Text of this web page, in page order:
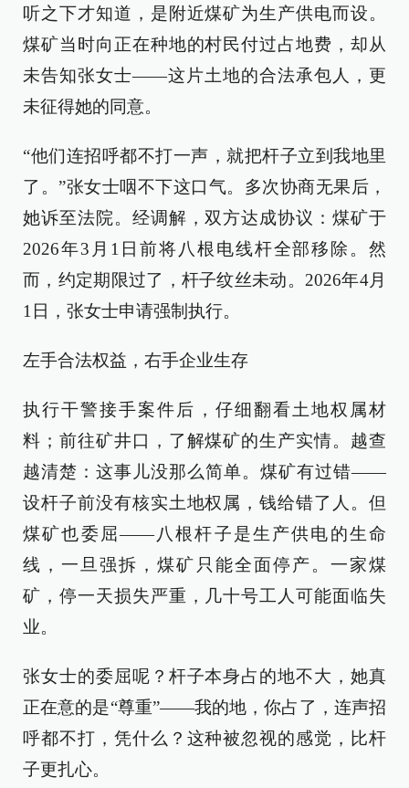
听之下才知道，是附近煤矿为生产供电而设。
煤矿当时向正在种地的村民付过占地费，却从
未告知张女士——这片土地的合法承包人，更
未征得她的同意。
“他们连招呼都不打一声，就把杆子立到我地里
了。”张女士咽不下这口气。多次协商无果后，
她诉至法院。经调解，双方达成协议：煤矿于
2026年3月1日前将八根电线杆全部移除。然
而，约定期限过了，杆子纹丝未动。2026年4月
1日，张女士申请强制执行。
左手合法权益，右手企业生存
执行干警接手案件后，仔细翻看土地权属材
料；前往矿井口，了解煤矿的生产实情。越查
越清楚：这事儿没那么简单。煤矿有过错——
设杆子前没有核实土地权属，钱给错了人。但
煤矿也委屈——八根杆子是生产供电的生命
线，一旦强拆，煤矿只能全面停产。一家煤
矿，停一天损失严重，几十号工人可能面临失
业。
张女士的委屈呢？杆子本身占的地不大，她真
正在意的是“尊重”——我的地，你占了，连声招
呼都不打，凭什么？这种被忽视的感觉，比杆
子更扎心。